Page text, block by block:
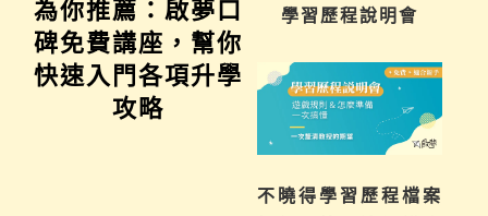
為你推薦：啟夢口
碑免費講座，幫你
快速入門各項升學
攻略
家長講座 學習歷程說明會
不曉得學習歷程檔案